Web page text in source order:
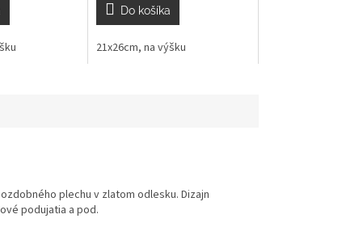
Do košíka
21x26cm, na výšku
plechu v zlatom odlesku. Dizajn
podujatia a pod.